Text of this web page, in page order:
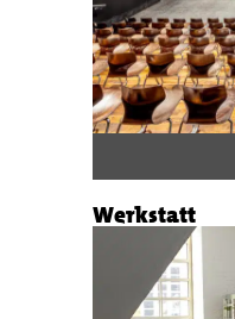
Werkstatt